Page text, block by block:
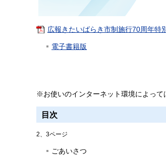
広報きたいばらき市制施行70周年特
電子書籍版
※お使いのインターネット環境によって
目次
2、3ページ
ごあいさつ